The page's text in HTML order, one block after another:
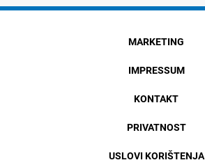
MARKETING
IMPRESSUM
KONTAKT
PRIVATNOST
USLOVI KORIŠTENJA